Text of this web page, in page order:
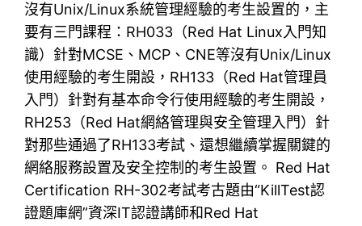
沒有Unix/Linux系統管理經驗的考生設置的，主
要有三門課程：RH033（Red Hat Linux入門知
識）針對MCSE、MCP、CNE等沒有Unix/Linux
使用經驗的考生開設，RH133（Red Hat管理員
入門）針對有基本命令行使用經驗的考生開設，
RH253（Red Hat網絡管理與安全管理入門）針
對那些通過了RH133考試、還想繼續掌握關鍵的
網絡服務設置及安全控制的考生設置。 Red Hat
Certification RH-302考試考古題由“KillTest認
證題庫網”資深IT認證講師和Red Hat